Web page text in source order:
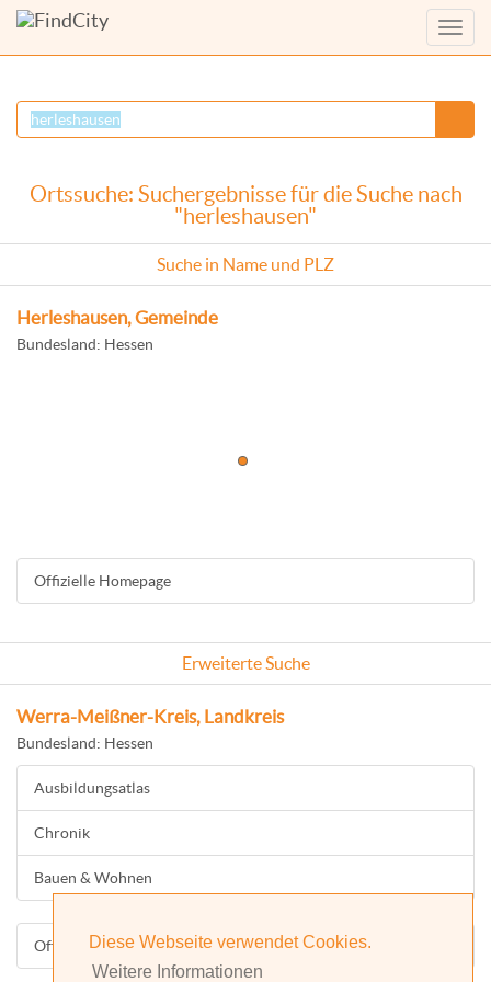
Diese Webseite verwendet Cookies.
Weitere Informationen
Menü
Ortssuche: Suchergebnisse für die Suche nach
"herleshausen"
Suche in Name und PLZ
Herleshausen, Gemeinde
Bundesland: Hessen
Offizielle Homepage
Erweiterte Suche
Werra-Meißner-Kreis, Landkreis
Bundesland: Hessen
Ausbildungsatlas
Chronik
Bauen & Wohnen
Offizielle Homepage